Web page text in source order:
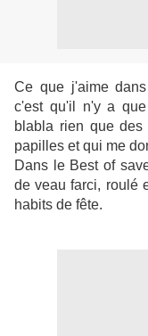
Ce que j'aime
c'est qu'il n'y a
blabla rien que des
papilles et qui me
Dans le Best of
de veau farci, roulé
habits de fête.